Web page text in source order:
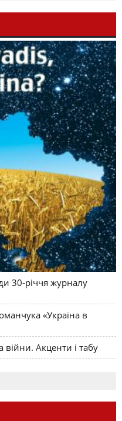
30-річчя журналу
«Україна в
Акценти і табу